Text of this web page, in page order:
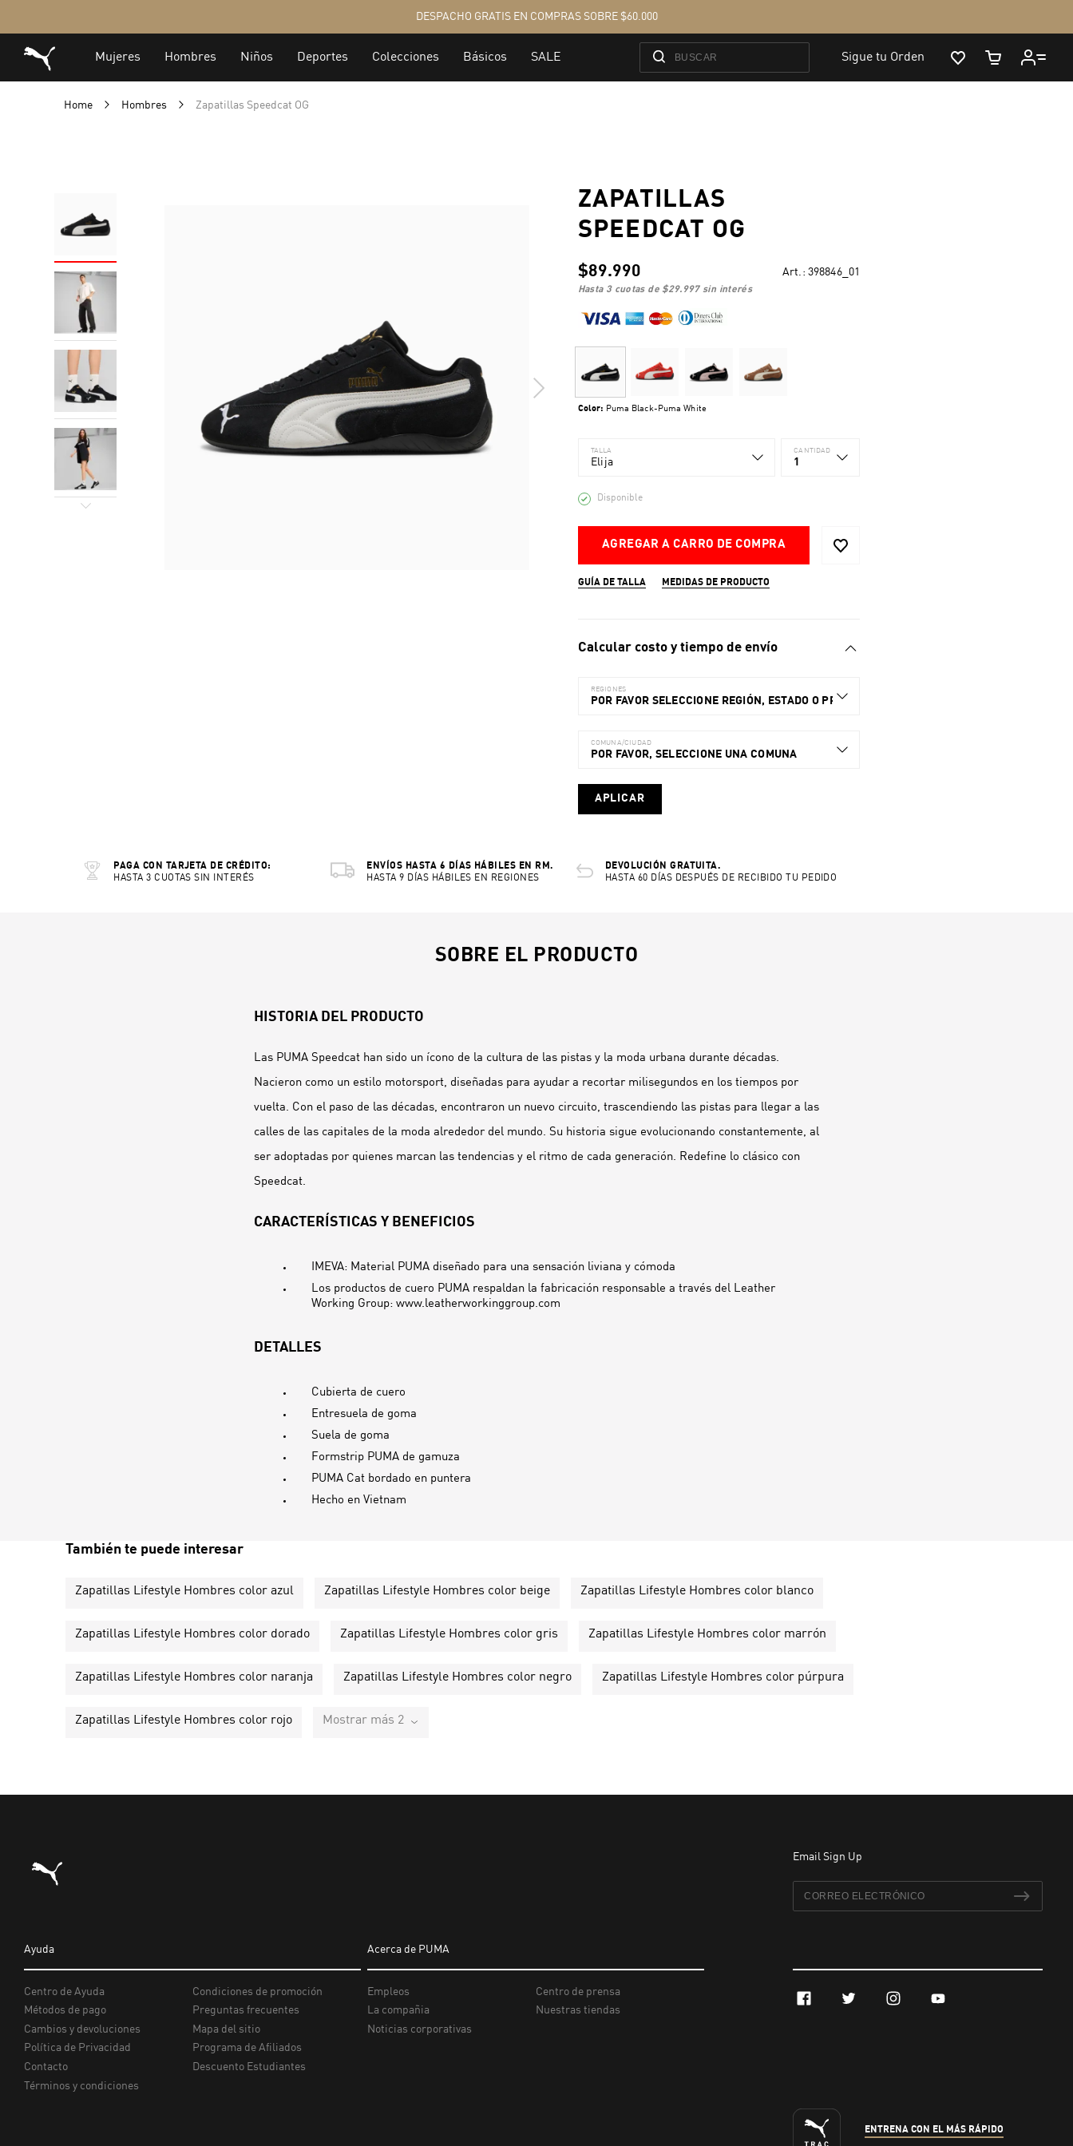
Home Hombres Zapatillas Speedcat OG
ZAPATILLAS
SPEEDCAT OG
$89.990 Art.: 398846_01
hasta 3 cuotas de $29.997sin interés
Color: Puma Black-Puma White
TALLA
Elija
CANTIDAD
1
Disponible
AGREGAR A CARRO DE COMPRA
GUÍA DE TALLA MEDIDAS DE PRODUCTO
Calcular costo y tiempo de envío
REGIONES
POR FAVOR SELECCIONE REGIÓN, ESTADO O PROVINCIA.
COMUNA/CIUDAD
POR FAVOR, SELECCIONE UNA COMUNA
APLICAR
PAGA CON TARJETA DE CRÉDITO:
HASTA 3 CUOTAS SIN INTERÉS
ENVÍOS HASTA 6 DÍAS HÁBILES EN RM.
HASTA 9 DÍAS HÁBILES EN REGIONES
DEVOLUCIÓN GRATUITA.
HASTA 60 DÍAS DESPUÉS DE RECIBIDO TU PEDIDO
SOBRE EL PRODUCTO
HISTORIA DEL PRODUCTO
Las PUMA Speedcat han sido un ícono de la cultura de las pistas y la moda urbana durante décadas.
Nacieron como un estilo motorsport, diseñadas para ayudar a recortar milisegundos en los tiempos por
vuelta. Con el paso de las décadas, encontraron un nuevo circuito, trascendiendo las pistas para llegar a las
calles de las capitales de la moda alrededor del mundo. Su historia sigue evolucionando constantemente, al
ser adoptadas por quienes marcan las tendencias y el ritmo de cada generación. Redefine lo clásico con
Speedcat.
CARACTERÍSTICAS Y BENEFICIOS
IMEVA: Material PUMA diseñado para una sensación liviana y cómoda
Los productos de cuero PUMA respaldan la fabricación responsable a través del Leather
Working Group: www.leatherworkinggroup.com
DETALLES
Cubierta de cuero
Entresuela de goma
Suela de goma
Formstrip PUMA de gamuza
PUMA Cat bordado en puntera
Hecho en Vietnam
También te puede interesar
Zapatillas Lifestyle Hombres color azul Zapatillas Lifestyle Hombres color beige Zapatillas Lifestyle Hombres color blanco
Zapatillas Lifestyle Hombres color dorado Zapatillas Lifestyle Hombres color gris Zapatillas Lifestyle Hombres color marrón
Zapatillas Lifestyle Hombres color naranja Zapatillas Lifestyle Hombres color negro Zapatillas Lifestyle Hombres color púrpura
Zapatillas Lifestyle Hombres color rojo Mostrar más 2